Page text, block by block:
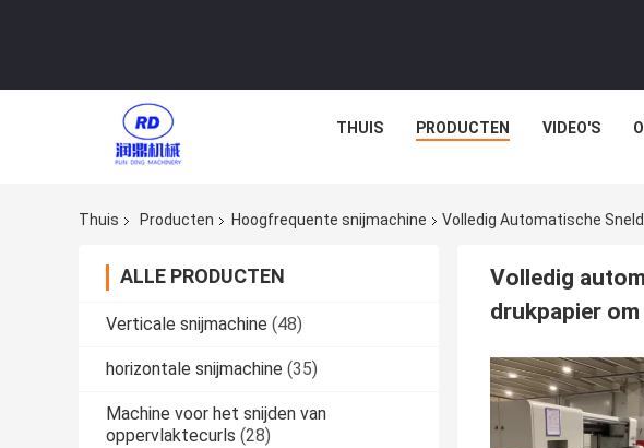
THUIS PRODUCTEN VIDEO'S
Thuis Producten Hoogfrequente snijmachine Volledig Automatische
ALLE PRODUCTEN
Verticale snijmachine (48)
horizontale snijmachine (35)
Machine voor het snijden van
oppervlaktecurls (28)
Volledig
drukpapier